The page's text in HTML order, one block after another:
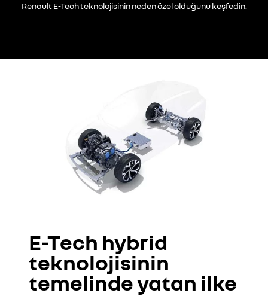
Renault E-Tech teknolojisinin neden özel olduğunu keşfedin.
E-Tech hybrid
teknolojisinin
temelinde yatan ilke